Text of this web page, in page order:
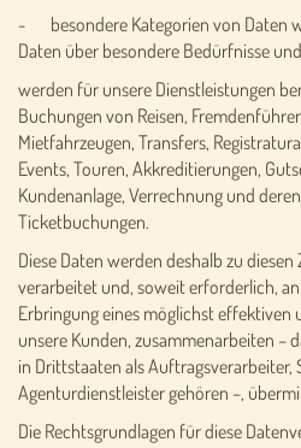
- besondere Kategorien von Daten
Daten über besondere Bedürfnisse
werden für unsere Dienstleistungen
Buchungen von Reisen,
Mietfahrzeugen, Transfers,
Events, Touren, Akkreditierungen,
Kundenanlage, Verrechnung und
Ticketbuchungen.
Diese Daten werden deshalb zu
verarbeitet und, soweit erforderlich,
Erbringung eines möglichst effektiven
unsere Kunden, zusammenarbeiten –
in Drittstaaten als
Agenturdienstleister gehören –,
Die Rechtsgrundlagen für diese